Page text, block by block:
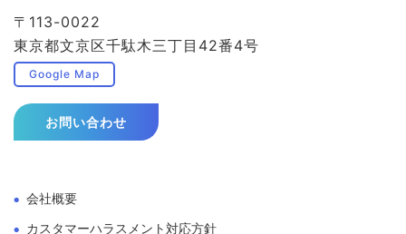
〒113-0022
東京都文京区千駄木三丁目42番4号
Google Map
お問い合わせ
会社概要
カスタマーハラスメント対応方針